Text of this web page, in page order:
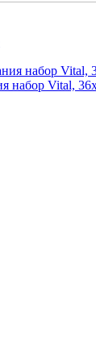
набор Vital,